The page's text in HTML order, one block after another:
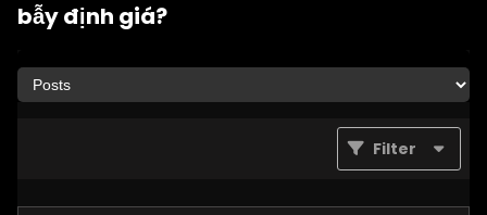
bẫy định giá?
Filter